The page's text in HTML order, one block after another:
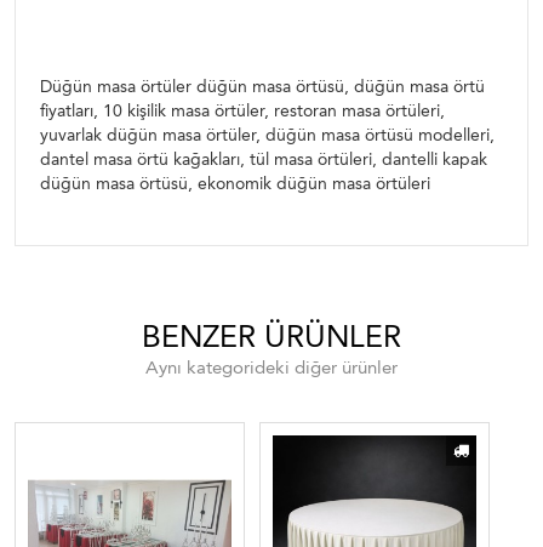
Düğün masa örtüler düğün masa örtüsü, düğün masa örtü
fiyatları, 10 kişilik masa örtüler, restoran masa örtüleri,
yuvarlak düğün masa örtüler, düğün masa örtüsü modelleri,
dantel masa örtü kağakları, tül masa örtüleri, dantelli kapak
düğün masa örtüsü, ekonomik düğün masa örtüleri
BENZER ÜRÜNLER
Aynı kategorideki diğer ürünler